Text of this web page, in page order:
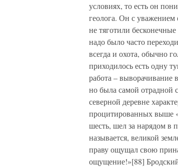
условиях, то есть он
геолога. Он с уважением
не тяготили
надо было часто
всегда и охота, обычно
приходилось есть одну
работа – выворачивание
но была самой отрадной
северной деревне
процитированных выше
шесть, шел за нарядом в
называется, великой
праву ощущал свою
ощущение!»[88]